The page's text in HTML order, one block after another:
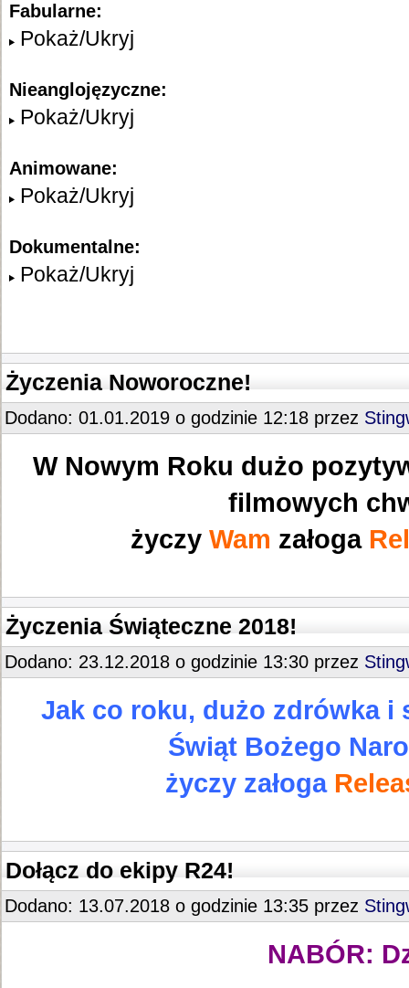
Fabularne:
Pokaż/Ukryj
Nieanglojęzyczne:
Pokaż/Ukryj
Animowane:
Pokaż/Ukryj
Dokumentalne:
Pokaż/Ukryj
Życzenia Noworoczne!
Dodano: 01.01.2019 o godzinie 12:18 przez
W Nowym Roku dużo
filmowych
życzy Wam załoga
Życzenia Świąteczne 2018!
Dodano: 23.12.2018 o godzinie 13:30 przez
Jak co roku, dużo zdrówka i
Świąt Bożego
życzy załoga
Dołącz do ekipy R24!
Dodano: 13.07.2018 o godzinie 13:35 przez
NABÓR: